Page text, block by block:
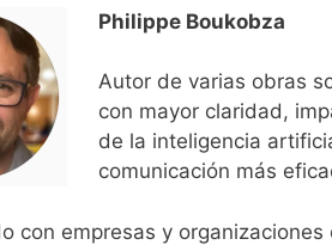
Philippe Boukobza
Autor de varias obras
con mayor claridad,
de la inteligencia
comunicación más
con empresas y